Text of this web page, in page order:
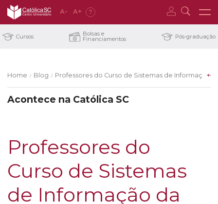
A- A+ ?
Cursos Bolsas e
Financiamentos Pós-graduação
Home / Blog / Professores do Curso de Sistemas de Informação
Acontece na Católica SC
Professores do
Curso de Sistemas
de Informação da